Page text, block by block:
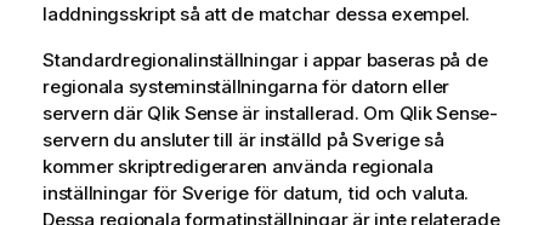
laddningsskript så att de matchar dessa exempel.
Standardregionalinställningar i appar baseras på de
regionala systeminställningarna för datorn eller
servern där Qlik Senseär installerad. Om Qlik Sense-
servern du ansluter till är inställd på Sverige så
kommer skriptredigeraren använda regionala
inställningar för Sverige för datum, tid och valuta.
Dessa regionala formatinställningar är inte relaterade